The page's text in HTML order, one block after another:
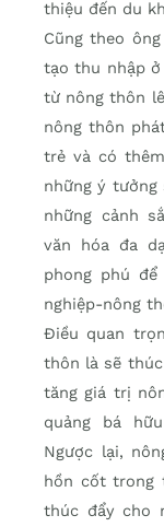
thiệu đến du
Cũng theo
tạo thu nhập
từ nông thôn
nông thôn
trẻ và có
những ý tưởng
những cảnh
văn hóa đa
phong phú
nghiệp-nông
Điều quan
thôn là sẽ
tăng giá trị
quảng bá
Ngược lại,
hồn cốt trong
thúc đẩy cho